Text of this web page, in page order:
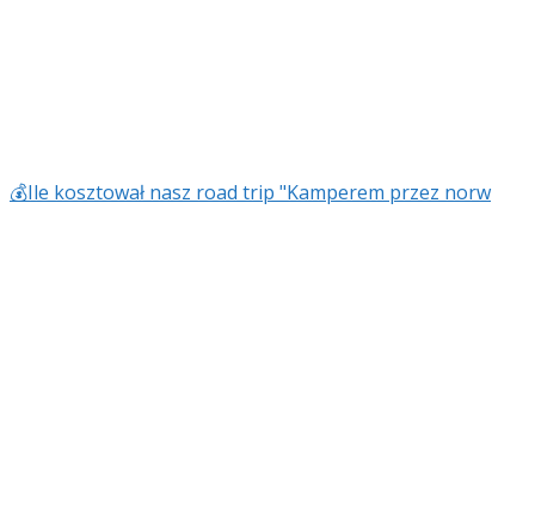
💰Ile kosztował nasz road trip "Kamperem przez norw